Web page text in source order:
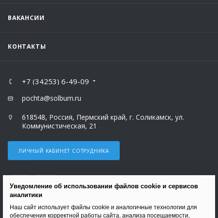
ВАКАНСИИ
КОНТАКТЫ
+7 (34253) 6-49-09
pochta@solbum.ru
618548, Россия, Пермский край, г. Соликамск, ул.
Коммунистическая, 21
ЛИЧНЫЙ КАБИНЕТ СОТРУДНИКА
ВЕРСИЯ ДЛЯ ПЕЧАТИ
Уведомление об использовании файлов cookie и сервисов
аналитики
Наш сайт использует файлы cookie и аналогичные технологии для
обеспечения корректной работы сайта, анализа посещаемости,